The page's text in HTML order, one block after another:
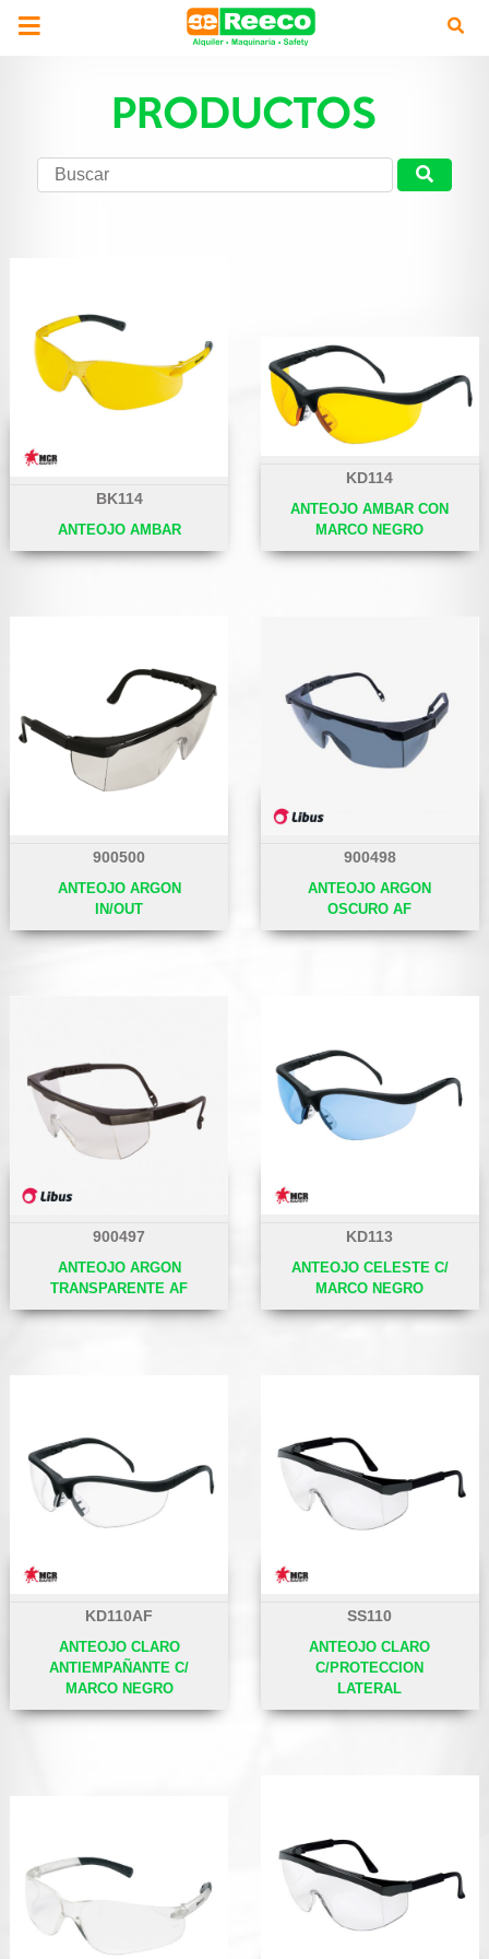
PRODUCTOS
BK114
ANTEOJO AMBAR
KD114
ANTEOJO AMBAR CON
MARCO NEGRO
900500
ANTEOJO ARGON
IN/OUT
900498
ANTEOJO ARGON
OSCURO AF
900497
ANTEOJO ARGON
TRANSPARENTE AF
KD113
ANTEOJO CELESTE C/
MARCO NEGRO
KD110AF
ANTEOJO CLARO
ANTIEMPAÑANTE C/
MARCO NEGRO
SS110
ANTEOJO CLARO
C/PROTECCION
LATERAL